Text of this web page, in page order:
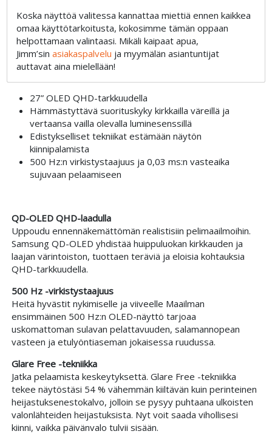
Koska näyttöä valitessa kannattaa miettiä ennen kaikkea
omaa käyttötarkoitusta, kokosimme tämän oppaan
helpottamaan valintaasi. Mikäli kaipaat apua,
Jimm’sinasiakaspalvelu ja myymälän asiantuntijat
auttavat aina mielellään!
27” OLED QHD-tarkkuudella
Hämmästyttävä suorituskyky kirkkailla väreillä ja
vertaansa vailla olevalla luminesenssillä
Edistykselliset tekniikat estämään näytön
kiinnipalamista
500 Hz:n virkistystaajuus ja 0,03 ms:n vasteaika
sujuvaan pelaamiseen
QD-OLED QHD-laadulla
Uppoudu ennennäkemättömän realistisiin pelimaailmoihin.
Samsung QD-OLED yhdistää huippuluokan kirkkauden ja
laajan värintoiston, tuottaen teräviä ja eloisia kohtauksia
QHD-tarkkuudella.
500 Hz -virkistystaajuus
Heitä hyvästit nykimiselle ja viiveelle Maailman
ensimmäinen 500 Hz:n OLED-näyttö tarjoaa
uskomattoman sulavan pelattavuuden, salamannopean
vasteen ja etulyöntiaseman jokaisessa ruudussa.
Glare Free -tekniikka
Jatka pelaamista keskeytyksettä. Glare Free -tekniikka
tekee näytöstäsi 54 % vähemmän kiiltävän kuin perinteinen
heijastuksenestokalvo, jolloin se pysyy puhtaana ulkoisten
valonlähteiden heijastuksista. Nyt voit saada vihollisesi
kiinni, vaikka päivänvalo tulvii sisään.